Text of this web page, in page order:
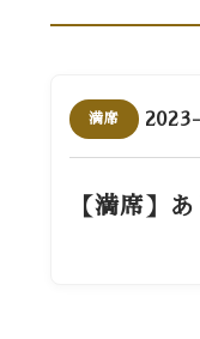
満席
【満席】